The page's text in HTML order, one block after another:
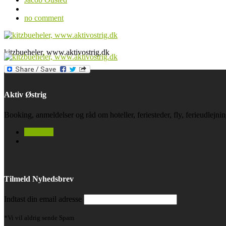
no comment
kitzbueheler, www.aktivostrig.dk
Aktiv Østrig
Booking, anmeldelser og råd om hoteller, feriesteder, fly,
Tilmeld Nyhedsbrev
Indtast din email adresse
*Vi vil aldrig sende Spam